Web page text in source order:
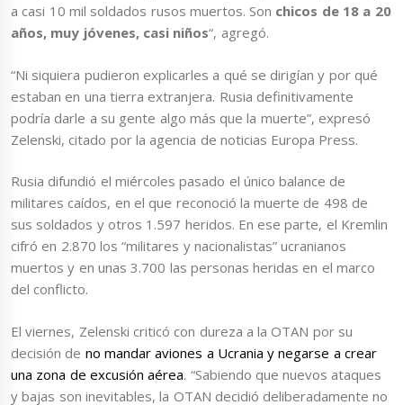
a casi 10 mil soldados rusos muertos. Son chicos de 18 a 20
años, muy jóvenes, casi niños“, agregó.
“Ni siquiera pudieron explicarles a qué se dirigían y por qué
estaban en una tierra extranjera. Rusia definitivamente
podría darle a su gente algo más que la muerte”, expresó
Zelenski, citado por la agencia de noticias Europa Press.
Rusia difundió el miércoles pasado el único balance de
militares caídos, en el que reconoció la muerte de 498 de
sus soldados y otros 1.597 heridos. En ese parte, el Kremlin
cifró en 2.870 los “militares y nacionalistas” ucranianos
muertos y en unas 3.700 las personas heridas en el marco
del conflicto.
El viernes, Zelenski criticó con dureza a la OTAN por su
decisión de no mandar aviones a Ucrania y negarse a crear
una zona de excusión aérea. “Sabiendo que nuevos ataques
y bajas son inevitables, la OTAN decidió deliberadamente no